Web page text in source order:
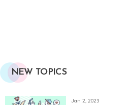
NEW TOPICS
Jan 2, 2023